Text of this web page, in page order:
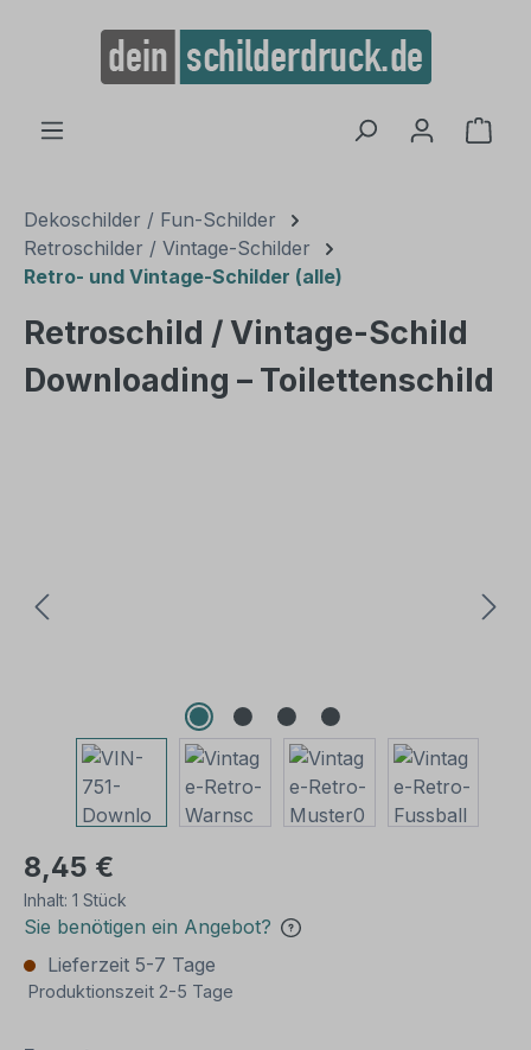
springen
Dekoschilder / Fun-Schilder
Retroschilder / Vintage-Schilder
Retro- und Vintage-Schilder (alle)
Retroschild / Vintage-Schild
Downloading – Toilettenschild
8,45 €
Inhalt: 1 Stück
Sie benötigen ein Angebot?
Lieferzeit 5-7 Tage
Produktionszeit 2-5 Tage